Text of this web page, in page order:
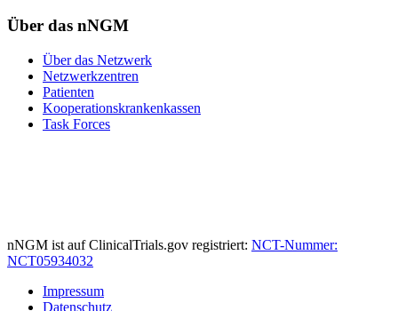
Über das nNGM
Über das Netzwerk
Netzwerkzentren
Patienten
Kooperationskrankenkassen
Task Forces
nNGM ist auf ClinicalTrials.gov registriert: NCT-Nummer:
NCT05934032
Impressum
Datenschutz